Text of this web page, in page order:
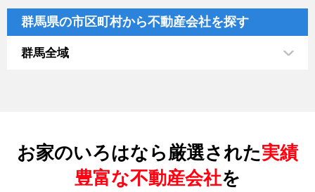
群馬県の市区町村から不動産会社を探す
群馬全域
お家のいろはなら厳選された実績
豊富な不動産会社を